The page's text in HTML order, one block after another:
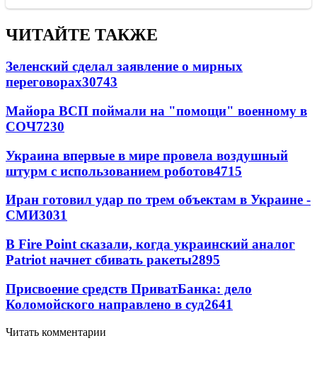
ЧИТАЙТЕ ТАКЖЕ
Зеленский сделал заявление о мирных
переговорах30743
Майора ВСП поймали на "помощи" военному в
СОЧ7230
Украина впервые в мире провела воздушный
штурм с использованием роботов4715
Иран готовил удар по трем объектам в Украине -
СМИ3031
В Fire Point сказали, когда украинский аналог
Patriot начнет сбивать ракеты2895
Присвоение средств ПриватБанка: дело
Коломойского направлено в суд2641
Читать комментарии